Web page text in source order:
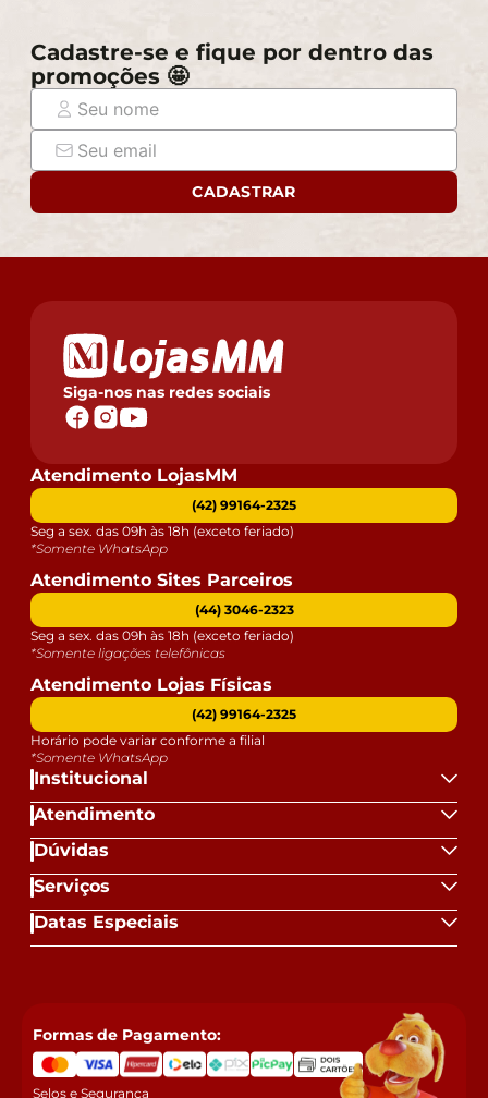
Cadastre-se e fique por dentro das
promoções 🤩
CADASTRAR
Siga-nos nas redes sociais
Institucional
Atendimento
Dúvidas
Serviços
Datas Especiais
Atendimento LojasMM
(42) 99164-2325
Seg a sex. das 09h às 18h (exceto feriado)
*Somente WhatsApp
Atendimento Sites Parceiros
(44) 3046-2323
Seg a sex. das 09h às 18h (exceto feriado)
*Somente ligações telefônicas
Atendimento Lojas Físicas
(42) 99164-2325
Horário pode variar conforme a filial
*Somente WhatsApp
Formas de Pagamento:
Selos e Segurança